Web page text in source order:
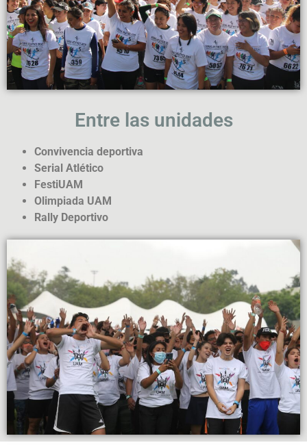
Entre las unidades
Convivencia deportiva
Serial Atlético
FestiUAM
Olimpiada UAM
Rally Deportivo